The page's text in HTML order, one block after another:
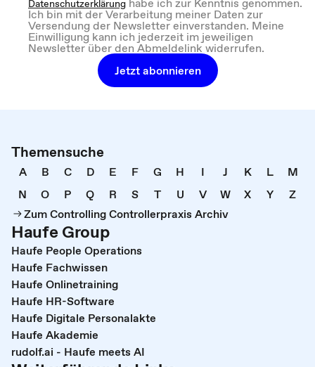
Datenschutzerklärung
Ich bin mit der Verarbeitung meiner Daten zur
Versendung der Newsletter einverstanden. Meine
Einwilligung kann ich jederzeit im jeweiligen
Newsletter über den Abmeldelink widerrufen.
Jetzt abonnieren
Themensuche
A B C D E F G H I J K L
M
N
O P Q R S T U V W X Y
Z
Zum Controlling Controllerpraxis Archiv
Haufe Group
Haufe People Operations
Haufe Fachwissen
Haufe Onlinetraining
Haufe HR-Software
Haufe Digitale Personalakte
Haufe Akademie
rudolf.ai - Haufe meets AI